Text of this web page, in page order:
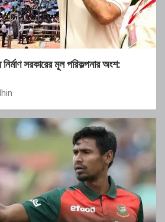
নির্মাণ সরকারের মূল পরিকল্পনার অংশ: